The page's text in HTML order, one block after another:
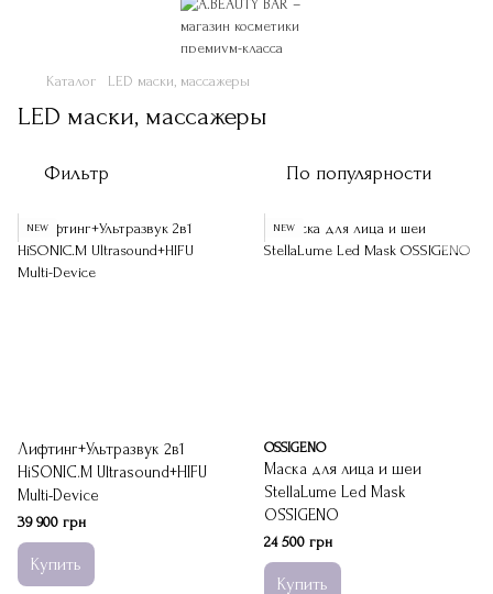
Каталог LED маски, массажеры
LED маски, массажеры
Фильтр По популярности
NEW
Лифтинг+Ультразвук 2в1
HiSONIC.M Ultrasound+HIFU
Multi-Device
39 900 грн
Купить
NEW
OSSIGENO
Маска для лица и шеи
StellaLume Led Mask
OSSIGENO
24 500 грн
Купить